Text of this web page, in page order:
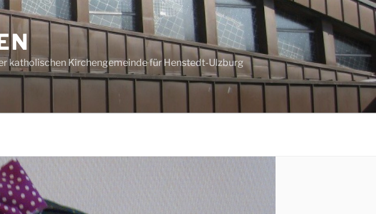
katholischen Kirchengemeinde für Henstedt-Ulzburg